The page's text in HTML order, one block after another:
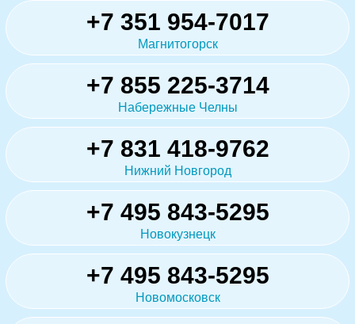
+7 351 954-7017
Магнитогорск
+7 855 225-3714
Набережные Челны
+7 831 418-9762
Нижний Новгород
+7 495 843-5295
Новокузнецк
+7 495 843-5295
Новомосковск